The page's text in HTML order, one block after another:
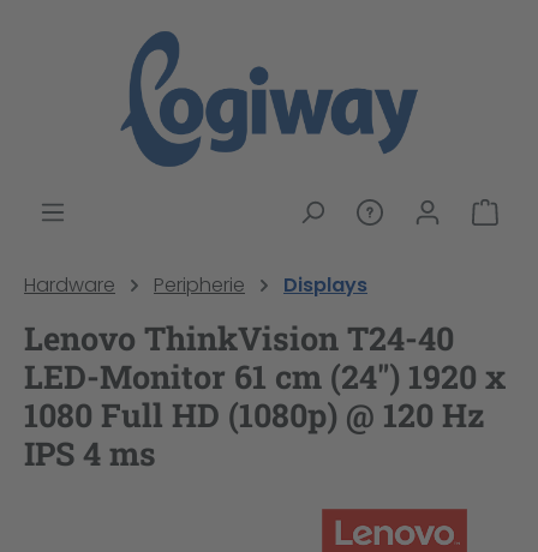
Hardware Peripherie Displays
Lenovo ThinkVision T24-40
LED-Monitor 61 cm (24") 1920 x
1080 Full HD (1080p) @ 120 Hz
IPS 4 ms